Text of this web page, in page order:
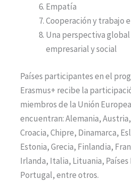
Empatía
Cooperación y trabajo
Una perspectiva
empresarial y social
Países participantes en el
Erasmus+ recibe la
miembros de la Unión
encuentran: Alemania,
Croacia, Chipre, Dinamarca,
Estonia, Grecia, Finlandia,
Irlanda, Italia, Lituania, Países
Portugal, entre otros.